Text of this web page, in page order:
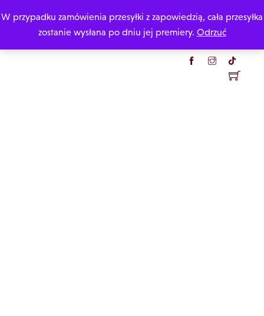
to
W przypadku zamówienia przesyłki z zapowiedzią, cała przesyłka
zostanie wysłana po dniu jej premiery. Odrzuć
Katarzyna Rzepecka
Menu